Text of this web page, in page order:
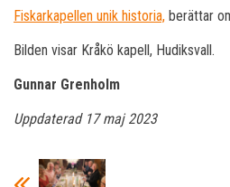
Fiskarkapellen unik historia, berättar
Bilden visar Kråkö kapell, Hudiksvall.
Gunnar Grenholm
Uppdaterad 17 maj 2023